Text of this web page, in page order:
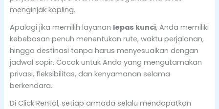
menginjak kopling.
Apalagi jika memilih layanan lepas kunci, Anda memiliki
kebebasan penuh menentukan rute, waktu perjalanan,
hingga destinasi tanpa harus menyesuaikan dengan
jadwal sopir. Cocok untuk Anda yang mengutamakan
privasi, fleksibilitas, dan kenyamanan selama
berkendara.
Di Click Rental, setiap armada selalu mendapatkan